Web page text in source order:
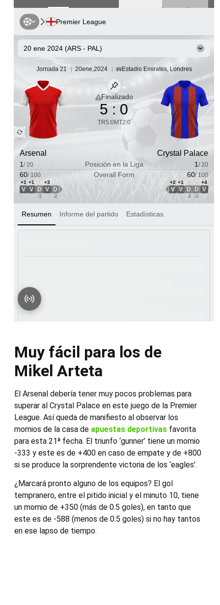
Muy fácil para los de
Mikel Arteta
El Arsenal debería tener muy pocos problemas para
superar al Crystal Palace en este juego de la Premier
League. Así queda de manifiesto al observar los
momios de la casa de apuestas deportivas favorita
para esta 21ª fecha. El triunfo ‘gunner’ tiene un momio
-333 y este es de +400 en caso de empate y de +800
si se produce la sorprendente victoria de los ‘eagles’.
¿Marcará pronto alguno de los equipos? El gol
tempranero, entre el pitido inicial y el minuto 10, tiene
un momio de +350 (más de 0.5 goles), en tanto que
este es de -588 (menos de 0.5 goles) si no hay tantos
en ese lapso de tiempo.